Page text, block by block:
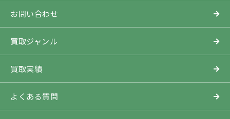
お問い合わせ
買取ジャンル
買取実績
よくある質問